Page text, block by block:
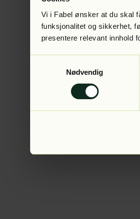
Vi i Fabel ønsker at du skal
funksjonalitet og sikkerhet,
presentere relevant innhold
Nødvendig
Application